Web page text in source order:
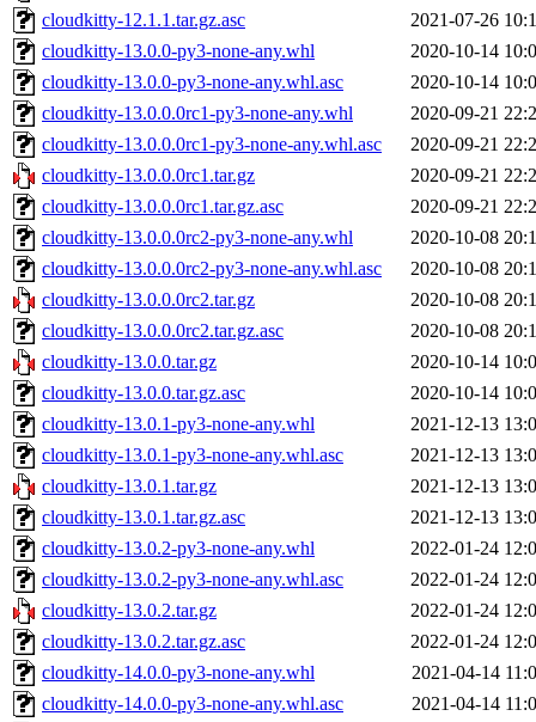
cloudkitty-12.1.1.tar.gz.asc
2021-07-26
cloudkitty-13.0.0-py3-none-any.whl
2020-10-14
cloudkitty-13.0.0-py3-none-any.whl.asc
2020-10-14
cloudkitty-13.0.0.0rc1-py3-none-any.whl
2020-09-21
cloudkitty-13.0.0.0rc1-py3-none-any.whl.asc
2020-09-21
cloudkitty-13.0.0.0rc1.tar.gz
2020-09-21
cloudkitty-13.0.0.0rc1.tar.gz.asc
2020-09-21
cloudkitty-13.0.0.0rc2-py3-none-any.whl
2020-10-08
cloudkitty-13.0.0.0rc2-py3-none-any.whl.asc
2020-10-08
cloudkitty-13.0.0.0rc2.tar.gz
2020-10-08
cloudkitty-13.0.0.0rc2.tar.gz.asc
2020-10-08
cloudkitty-13.0.0.tar.gz
2020-10-14
cloudkitty-13.0.0.tar.gz.asc
2020-10-14
cloudkitty-13.0.1-py3-none-any.whl
2021-12-13
cloudkitty-13.0.1-py3-none-any.whl.asc
2021-12-13
cloudkitty-13.0.1.tar.gz
2021-12-13
cloudkitty-13.0.1.tar.gz.asc
2021-12-13
cloudkitty-13.0.2-py3-none-any.whl
2022-01-24
cloudkitty-13.0.2-py3-none-any.whl.asc
2022-01-24
cloudkitty-13.0.2.tar.gz
2022-01-24
cloudkitty-13.0.2.tar.gz.asc
2022-01-24
cloudkitty-14.0.0-py3-none-any.whl
2021-04-14
cloudkitty-14.0.0-py3-none-any.whl.asc
2021-04-14